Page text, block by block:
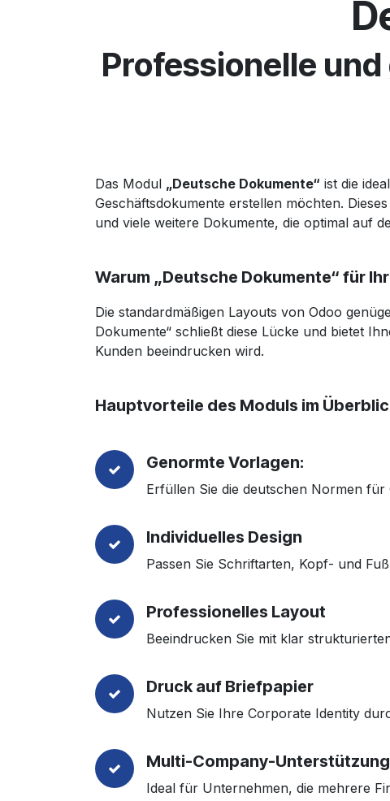
Professionelle
Das Modul „Deutsche Dokumente“ ist die
Geschäftsdokumente erstellen möchten.
und viele weitere Dokumente, die optimal auf
Warum „Deutsche Dokumente“ für
Die standardmäßigen Layouts von Odoo
Dokumente“ schließt diese Lücke und bietet
Kunden beeindrucken wird.
Hauptvorteile des Moduls im
Genormte Vorlagen:
Erfüllen Sie die deutschen Normen
Individuelles Design
Passen Sie Schriftarten, Kopf- und
Professionelles Layout
Beeindrucken Sie mit klar
Druck auf Briefpapier
Nutzen Sie Ihre Corporate Identity
Multi-Company-Unterstützung
Ideal für Unternehmen, die mehrere